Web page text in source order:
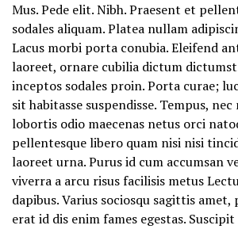
Mus. Pede elit. Nibh. Praesent et
sodales aliquam. Platea nullam
Lacus morbi porta conubia. Eleifend
laoreet, ornare cubilia dictum
inceptos sodales proin. Porta curae;
sit habitasse suspendisse. Tempus,
lobortis odio maecenas netus orci
pellentesque libero quam nisi nisi
laoreet urna. Purus id cum accumsan
viverra a arcu risus facilisis metus
dapibus. Varius sociosqu sagittis
erat id dis enim fames egestas.